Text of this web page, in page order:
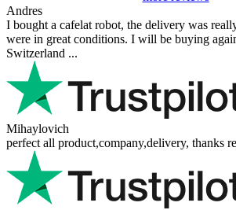
Andres
I bought a cafelat robot, the delivery was
were in great conditions. I will be buying
Switzerland ...
Mihaylovich
perfect all product,company,delivery, thanks